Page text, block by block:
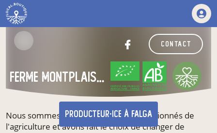
contact
ferme montplaisir bio
CERTIFIÉ PAR FR-BIO-01
AGRICULTURE FRANCE
producteur·ice à Falga
Nous sommes Hélène et Jérôme, 2 passionnés de
l'agriculture et avons fait le choix de changer de